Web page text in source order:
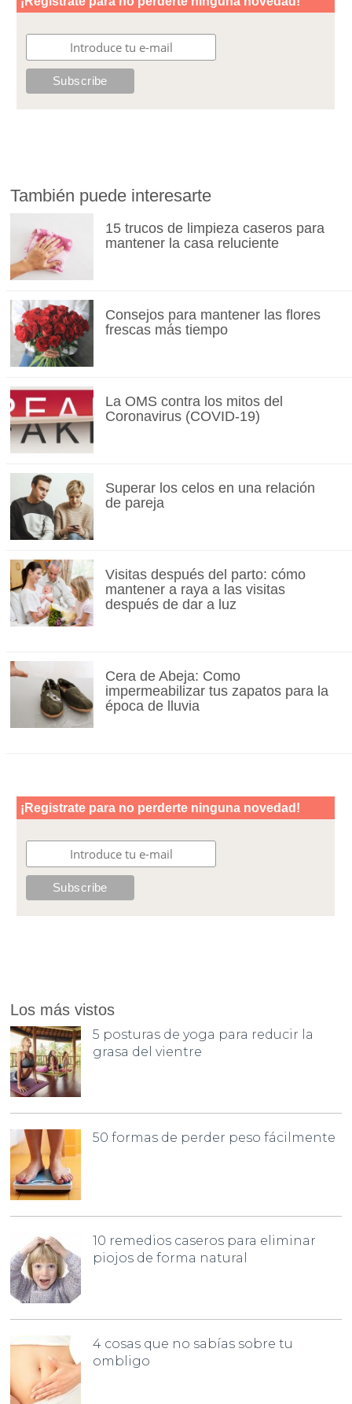
También puede interesarte
15 trucos de limpieza caseros para
mantener la casa reluciente
Consejos para mantener las flores
frescas más tiempo
La OMS contra los mitos del
Coronavirus (COVID-19)
Superar los celos en una relación
de pareja
Visitas después del parto: cómo
mantener a raya a las visitas
después de dar a luz
Cera de Abeja: Como
impermeabilizar tus zapatos para la
época de lluvia
Los más vistos
5 posturas de yoga para reducir la
grasa del vientre
50 formas de perder peso fácilmente
10 remedios caseros para eliminar
piojos de forma natural
4 cosas que no sabías sobre tu
ombligo